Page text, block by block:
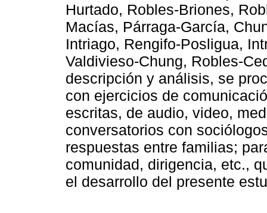
Hurtado, Robles-Briones,
Macías, Párraga-García,
Intriago, Rengifo-Posligua,
Valdivieso-Chung, Robles-
descripción y análisis, se
con ejercicios de
escritas, de audio, video,
conversatorios con
respuestas entre familias;
comunidad, dirigencia, etc.,
el desarrollo del presente